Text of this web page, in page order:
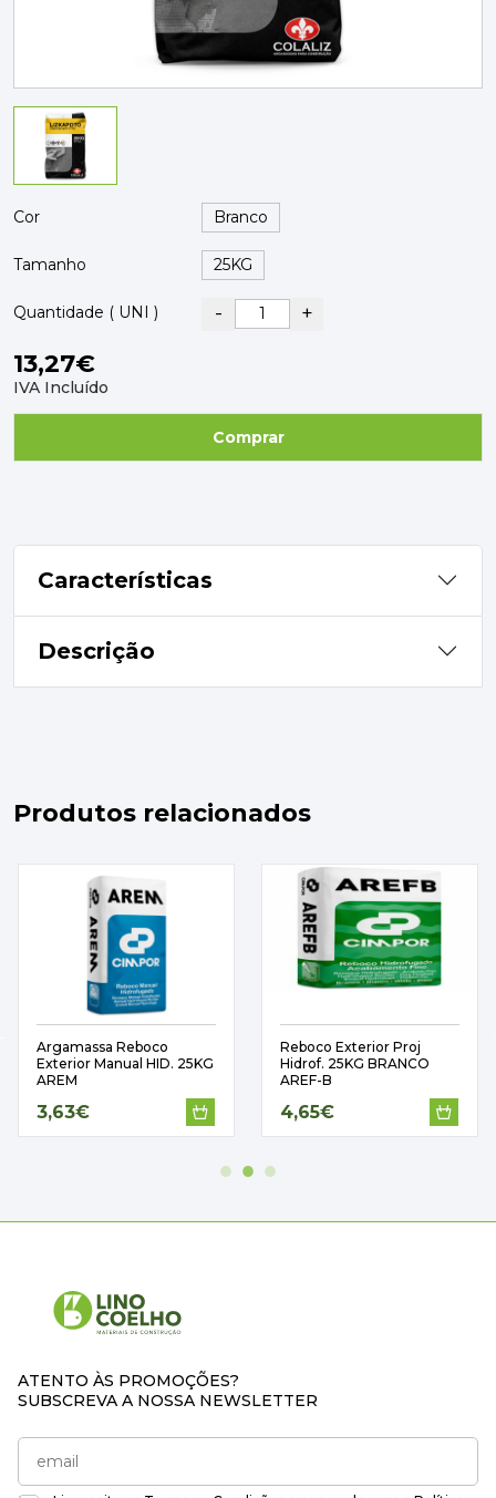
TINTAS, DROGAS E LIMPEZA
DYRUP
SKIL
Cor
Tamanho
Quantidade ( UNI ) - +
13,27€
IVA Incluído
Comprar
Características
Descrição
Produtos relacionados
Argamassa Reboco
Exterior Manual HID. 25KG
AREM
3,63€
Reboco Exterior Proj
Hidrof. 25KG BRANCO
AREF-B
4,65€
ATENTO ÀS PROMOÇÕES?
SUBSCREVA A NOSSA NEWSLETTER